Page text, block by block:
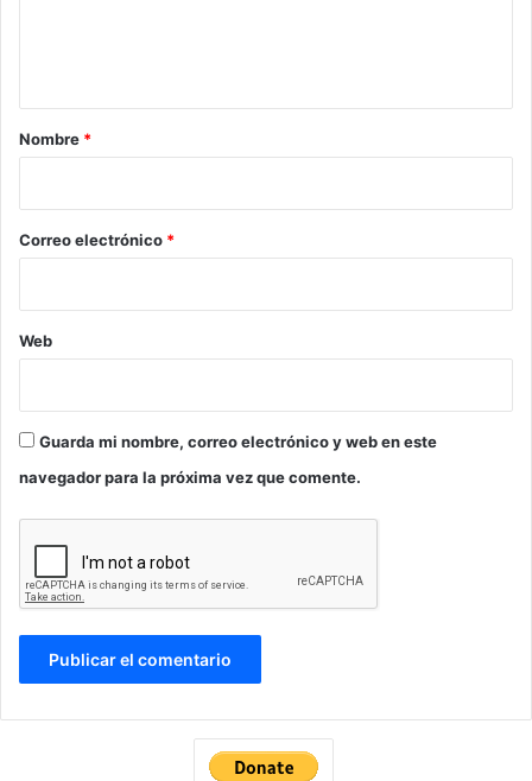
r
*
Nombre *
Correo electrónico *
Web
Guarda mi nombre, correo electrónico y web en este
navegador para la próxima vez que comente.